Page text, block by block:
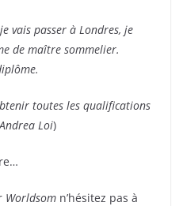
vais passer à Londres, je
de maître sommelier.
toutes les qualifications
Andrea Loi)
Worldsom n’hésitez pas à